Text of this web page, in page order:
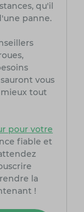
qu'il
panne.
vous
tout
pour votre
fiable et
la
!